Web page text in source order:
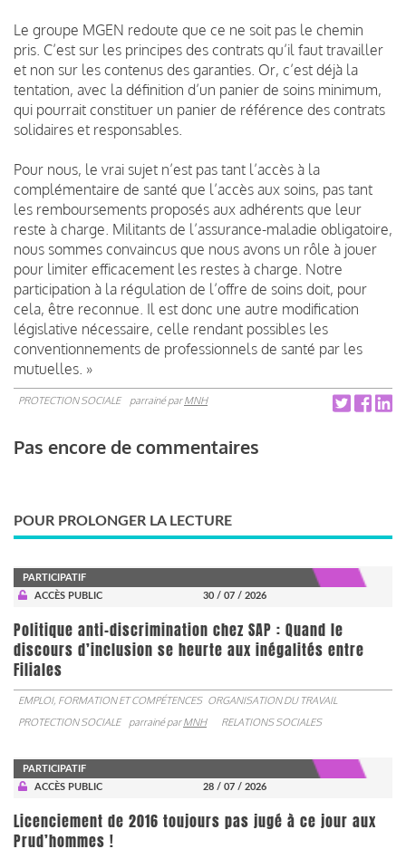
Le groupe MGEN redoute que ce ne soit pas le chemin
pris. C’est sur les principes des contrats qu’il faut travailler
et non sur les contenus des garanties. Or, c’est déjà la
tentation, avec la définition d’un panier de soins minimum,
qui pourrait constituer un panier de référence des contrats
solidaires et responsables.
Pour nous, le vrai sujet n’est pas tant l’accès à la
complémentaire de santé que l’accès aux soins, pas tant
les remboursements proposés aux adhérents que leur
reste à charge. Militants de l’assurance-maladie obligatoire,
nous sommes convaincus que nous avons un rôle à jouer
pour limiter efficacement les restes à charge. Notre
participation à la régulation de l’offre de soins doit, pour
cela, être reconnue. Il est donc une autre modification
législative nécessaire, celle rendant possibles les
conventionnements de professionnels de santé par les
mutuelles. »
PROTECTION SOCIALE parrainé parMNH
Pas encore de commentaires
POUR PROLONGER LA LECTURE
PARTICIPATIF
ACCÈS PUBLIC
30 / 07 / 2026
Politique anti-discrimination chez SAP : Quand le
discours d’inclusion se heurte aux inégalités entre
Filiales
EMPLOI, FORMATION ET COMPÉTENCES ORGANISATION DU TRAVAIL
PROTECTION SOCIALE
parrainé parMNH RELATIONS SOCIALES
PARTICIPATIF
ACCÈS PUBLIC
28 / 07 / 2026
Licenciement de 2016 toujours pas jugé à ce jour aux
Prud’hommes !